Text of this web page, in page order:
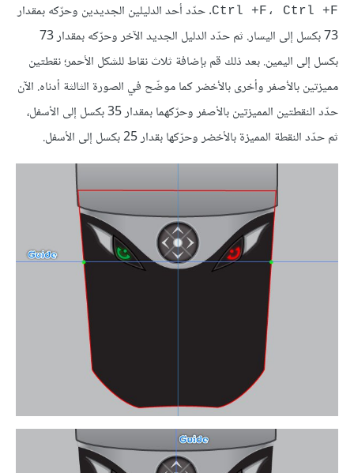
Ctrl +F، Ctrl +F. حدّد أحد الدليلين الجديدين وحرّكه بمقدار
73 بكسل إلى اليسار. ثم حدّد الدليل الجديد الآخر وحرّكه بمقدار 73
بكسل إلى اليمين. بعد ذلك قم بإضافة ثلاث نقاط للشكل الأحمر؛ نقطتين
مميزتين بالأصفر وأخرى بالأخضر كما موضّح في الصورة الثالثة أدناه. الآن
حدّد النقطتين المميزتين بالأصفر وحرّكهما بمقدار 35 بكسل إلى الأسفل،
ثم حدّد النقطة المميزة بالأخضر وحرّكها بقدار 25 بكسل إلى الأسفل.